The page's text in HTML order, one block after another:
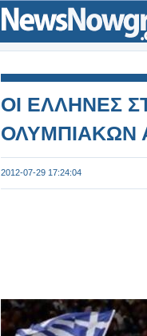
ΟΙ ΕΛΛΗΝΕΣ
ΟΛΥΜΠΙΑΚΩΝ
2012-07-29 17:24:04